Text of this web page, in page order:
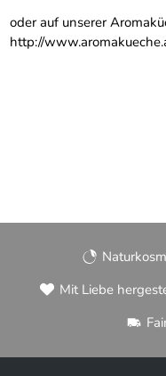
oder auf unserer
http://
Mit Liebe